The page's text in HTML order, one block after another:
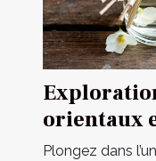
orientaux
une
Plongez dans